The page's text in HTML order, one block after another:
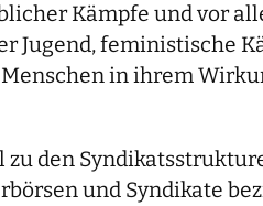
Kämpfe und vor
Jugend, feministische
in ihrem
den
und Syndikate